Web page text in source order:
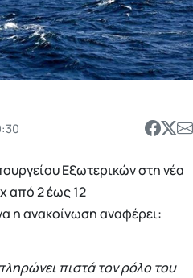
Εξωτερικών στη νέα
από 2 έως 12
η ανακοίνωση αναφέρει:
πιστά τον ρόλο του